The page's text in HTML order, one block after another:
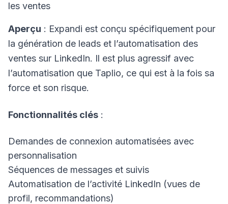
les ventes
Aperçu : Expandi est conçu spécifiquement pour
la génération de leads et l’automatisation des
ventes sur LinkedIn. Il est plus agressif avec
l’automatisation que Taplio, ce qui est à la fois sa
force et son risque.
Fonctionnalités clés :
Demandes de connexion automatisées avec
personnalisation
Séquences de messages et suivis
Automatisation de l’activité LinkedIn (vues de
profil, recommandations)